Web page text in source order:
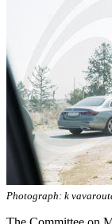
Photograph: k